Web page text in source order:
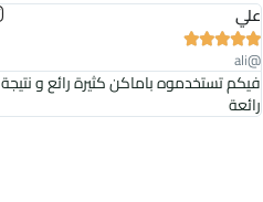
علي





@ali
فيكم تستخدموه باماكن كثيرة رائع و نتيجة
رائعة